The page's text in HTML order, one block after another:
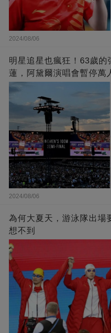
2024/08/06
明星追星也瘋狂！63歲的
蓮，阿黛爾演唱會暫停萬
2024/08/06
為何大夏天，游泳隊出場
想不到